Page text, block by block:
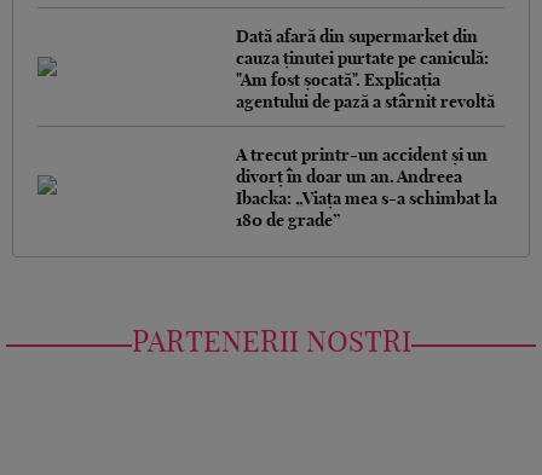
Dată afară din supermarket din
cauza ținutei purtate pe caniculă:
"Am fost șocată". Explicația
agentului de pază a stârnit revoltă
A trecut printr-un accident și un
divorț în doar un an. Andreea
Ibacka: „Viața mea s-a schimbat la
180 de grade”
PARTENERII NOSTRI